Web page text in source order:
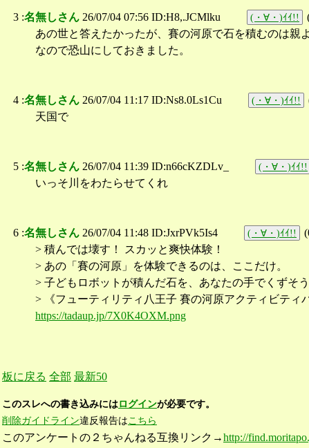
3 :名無しさん 26/07/04 07:56 ID:H8,.JCMlku (・∀・)ｲｲ!!
あの世と答えたかったが、賽の河原で石を積むのは親
なので恐山にしておきました。
4 :名無しさん 26/07/04 11:17 ID:Ns8.0Ls1Cu (・∀・)ｲｲ!!
天国で
5 :名無しさん 26/07/04 11:39 ID:n66cKZDLv_ (・∀・)ｲｲ!!
いっそ川をわたらせてくれ
6 :名無しさん 26/07/04 11:48 ID:JxrPVk5Is4 (・∀・)ｲｲ!! (
> 積んでは壊す！ スカッと爽快体験！
> あの「賽の河原」を体験できるのは、ここだけ。
> 子どもロボットが積んだ石を、あなたの手でくずそう
> 《フューティリティ八王子 賽の河原アクティビティ
https://tadaup.jp/7X0K4OXM.png
板に戻る 全部 最新50
このスレへの書き込みにはログインが必要です。
削除ガイドライン違反報告はこちら
このアンケートの２ちゃんねる互換リンク→http://